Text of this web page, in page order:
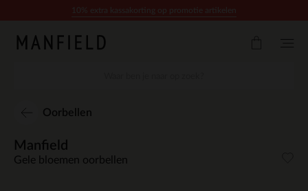
Oorbellen
Manfield
Gele bloemen oorbellen